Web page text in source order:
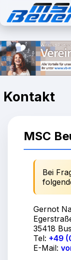
Kontakt
MSC
Bei
Gernot
35418
Tel: +49
E-Mail: